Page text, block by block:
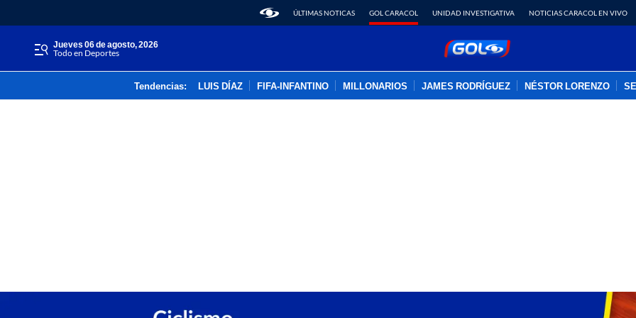
ÚLTIMAS NOTICAS GOL CARACOL UNIDAD INVESTIGATIVA NOTICIAS CARACOL EN VIVO
jueves 06 de agosto, 2026
Todo en Deportes
Tendencias: LUIS DÍAZ FIFA-INFANTINO MILLONARIOS JAMES RODRÍGUEZ NÉSTOR LORENZO